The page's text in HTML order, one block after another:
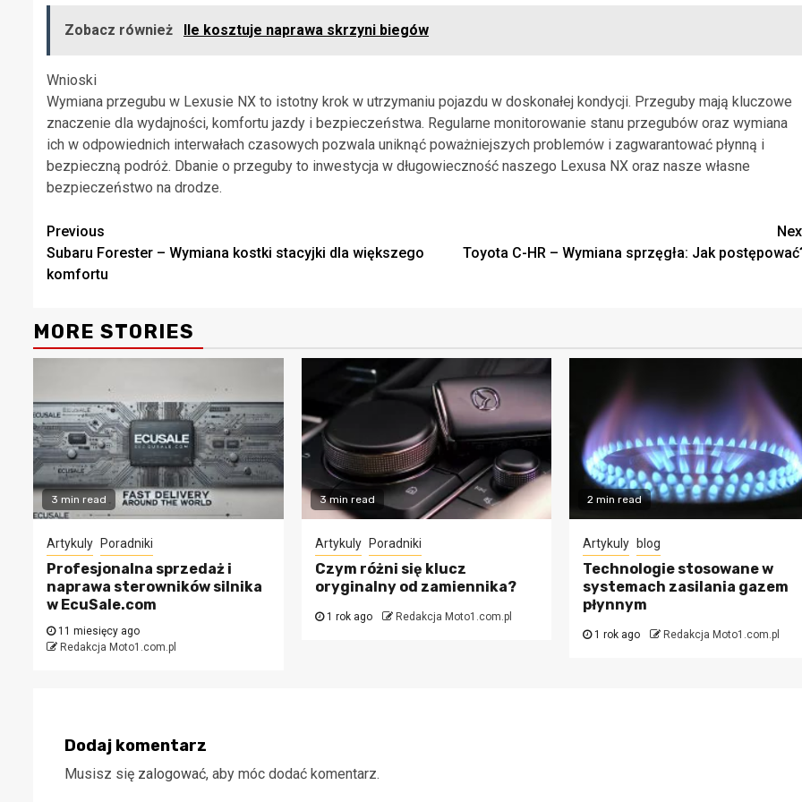
Zobacz również Ile kosztuje naprawa skrzyni biegów
Wnioski
Wymiana przegubu w Lexusie NX to istotny krok w utrzymaniu pojazdu w doskonałej kondycji. Przeguby mają kluczowe
znaczenie dla wydajności, komfortu jazdy i bezpieczeństwa. Regularne monitorowanie stanu przegubów oraz wymiana
ich w odpowiednich interwałach czasowych pozwala uniknąć poważniejszych problemów i zagwarantować płynną i
bezpieczną podróż. Dbanie o przeguby to inwestycja w długowieczność naszego Lexusa NX oraz nasze własne
bezpieczeństwo na drodze.
Continue
Reading
Previous
Subaru Forester – Wymiana kostki stacyjki dla większego
komfortu
Toyota C-HR – Wymiana sprzęgła: Jak
MORE STORIES
3 min read
Artykuly Poradniki
Profesjonalna sprzedaż i
naprawa sterowników silnika
w EcuSale.com
11 miesięcy ago
Redakcja Moto1.com.pl
3 min read
Artykuly Poradniki
Czym różni się klucz
oryginalny od zamiennika?
1 rok ago Redakcja Moto1.com.pl
2 min read
Artykuly blog
Technologie stosowane w
systemach zasilania gazem
płynnym
1 rok ago Redakcja Moto1.com.pl
Dodaj komentarz
Musisz się zalogować, aby móc dodać komentarz.